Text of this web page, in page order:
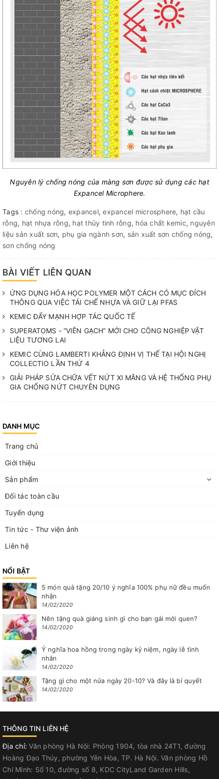
Nguyên lý chống nóng của màng sơn được sử dụng các hạt
Expancel Microphere.
Tags : chống nóng, expancel,expancel microsphere, hạt cầu
rỗng, hạt nhựa rỗng, hạt thủy tinh rỗng, hóa chất kemic, nguyên
liệu sản xuất sơn, phụ gia ngành sơn, sản xuất sơn chống nóng,
sơn chống nóng
BÀI VIẾT LIÊN QUAN
ỨNG DỤNG HÓA HỌC POLYMER MỘT CÁCH CÓ MỤC ĐÍCH
THÔNG QUA VIỆC TÁI CHẾ NHỰA VÀ GIỮ LẠI PFAS
KEMIC ĐẨY MẠNH HỢP TÁC QUỐC TẾ
SUPERATOMS - “VIÊN GẠCH” MỚI CHO CÔNG NGHIỆP VẬT
LIỆU TƯƠNG LAI
KEMIC CÙNG LAMBERTI KHẲNG ĐỊNH VỊ THẾ TẠI HỘI NGHỊ
COLLECTIO LẦN THỨ 4
GIẢI PHÁP SỬA CHỮA VẾT NỨT XI MĂNG VÀ HỆ THỐNG PHỤ
GIA CHỐNG NỨT CHUYÊN DỤNG
DANH MỤC
Trang chủ
Giới thiệu
Sản phẩm
Đối tác toàn cầu
Tuyển dụng
Tin tức - Thư viện ảnh
Liên hệ
NỔI BẬT
5 món quà tặng 20/10 ý nghĩa 100% phụ nữ đều muốn
nhận
14/02/2020
Nên tặng quà giáng sinh gì cho bạn gái mới quen?
14/02/2020
Ý nghĩa hoa hồng trong ngày kỷ niệm, ngày lễ tình
nhân
14/02/2020
Tặng gì cho một nửa ngày 20-10? Và đây là bí quyết
14/02/2020
THÔNG TIN LIÊN HỆ
Địa chỉ: Văn phòng Hà Nội: Phòng 1904, tòa nhà 24T1, đường
Hoàng Đạo Thúy, phường Yên Hòa, TP. Hà Nội. Văn phòng Hồ
Chí Minh: Số 10, đường số 8, KDC CityLand Garden Hills,